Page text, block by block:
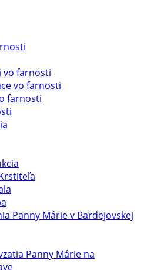
vo farnosti
vo farnosti
farnosti
Panny Márie v Bardejovskej
Panny Márie na